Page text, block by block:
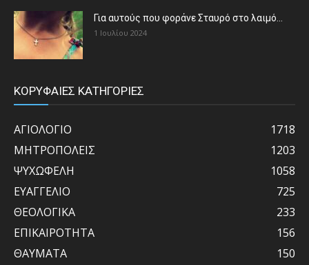
Για αυτούς που φοράνε Σταυρό στο λαιμό…
1 Ιουλίου 2024
ΚΟΡΥΦΑΙΕΣ ΚΑΤΗΓΟΡΙΕΣ
ΑΓΙΟΛΟΓΙΟ
1718
ΜΗΤΡΟΠΟΛΕΙΣ
1203
ΨΥΧΩΦΕΛΗ
1058
ΕΥΑΓΓΕΛΙΟ
725
ΘΕΟΛΟΓΙΚΑ
233
ΕΠΙΚΑΙΡΟΤΗΤΑ
156
ΘΑΥΜΑΤΑ
150